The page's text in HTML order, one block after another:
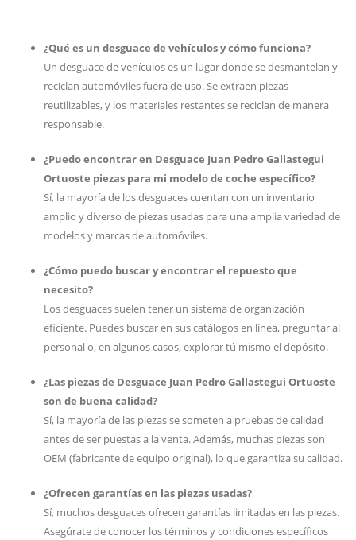
¿Qué es un desguace de vehículos y cómo funciona?
Un desguace de vehículos es un lugar donde se desmantelan y
reciclan automóviles fuera de uso. Se extraen piezas
reutilizables, y los materiales restantes se reciclan de manera
responsable.
¿Puedo encontrar en Desguace Juan Pedro Gallastegui
Ortuoste piezas para mi modelo de coche específico?
Sí, la mayoría de los desguaces cuentan con un inventario
amplio y diverso de piezas usadas para una amplia variedad de
modelos y marcas de automóviles.
¿Cómo puedo buscar y encontrar el repuesto que
necesito?
Los desguaces suelen tener un sistema de organización
eficiente. Puedes buscar en sus catálogos en línea, preguntar al
personal o, en algunos casos, explorar tú mismo el depósito.
¿Las piezas de Desguace Juan Pedro Gallastegui Ortuoste
son de buena calidad?
Sí, la mayoría de las piezas se someten a pruebas de calidad
antes de ser puestas a la venta. Además, muchas piezas son
OEM (fabricante de equipo original), lo que garantiza su calidad.
¿Ofrecen garantías en las piezas usadas?
Sí, muchos desguaces ofrecen garantías limitadas en las piezas.
Asegúrate de conocer los términos y condiciones específicos